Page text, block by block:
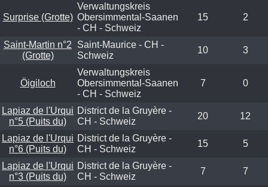
Surprise (Grotte)
Verwaltungskreis
Obersimmental-Saanen
- CH - Schweiz
15 2
Saint-Martin n°2
(Grotte)
Saint-Maurice - CH -
Schweiz
10 3
Öigiloch
Verwaltungskreis
Obersimmental-Saanen
- CH - Schweiz
7 0
Lapiaz de l'Urqui
n°5 (Puits du)
District de la Gruyère -
CH - Schweiz
20 12
Lapiaz de l'Urqui
n°6 (Puits du)
District de la Gruyère -
CH - Schweiz
15 5
Lapiaz de l'Urqui
n°3 (Puits du)
District de la Gruyère -
CH - Schweiz
7 7